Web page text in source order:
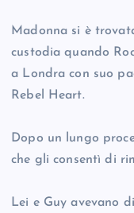
Madonna si è
custodia quando
a Londra con suo
Rebel Heart.
Dopo un lungo
che gli consentì di
Lei e Guy avevano